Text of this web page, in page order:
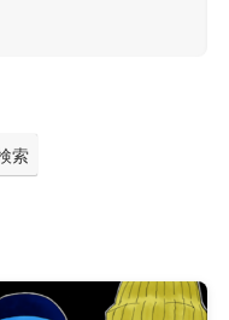
索